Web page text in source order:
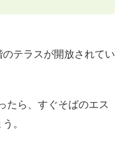
テラスが開放されてい
たら、すぐそばのエス
。